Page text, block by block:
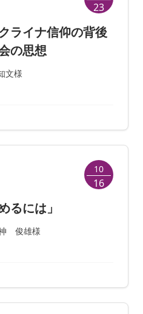
23
ライナ信仰の背後
の思想
文様
10
16
るには」
俊雄様